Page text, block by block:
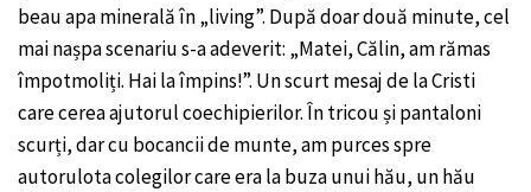
beau apa minerală în „living”. După doar două minute, cel
mai nașpa scenariu s-a adeverit: „Matei, Călin, am rămas
împotmoliți. Hai la împins!”. Un scurt mesaj de la Cristi
care cerea ajutorul coechipierilor. În tricou și pantaloni
scurți, dar cu bocancii de munte, am purces spre
autorulota colegilor care era la buza unui hău, un hău